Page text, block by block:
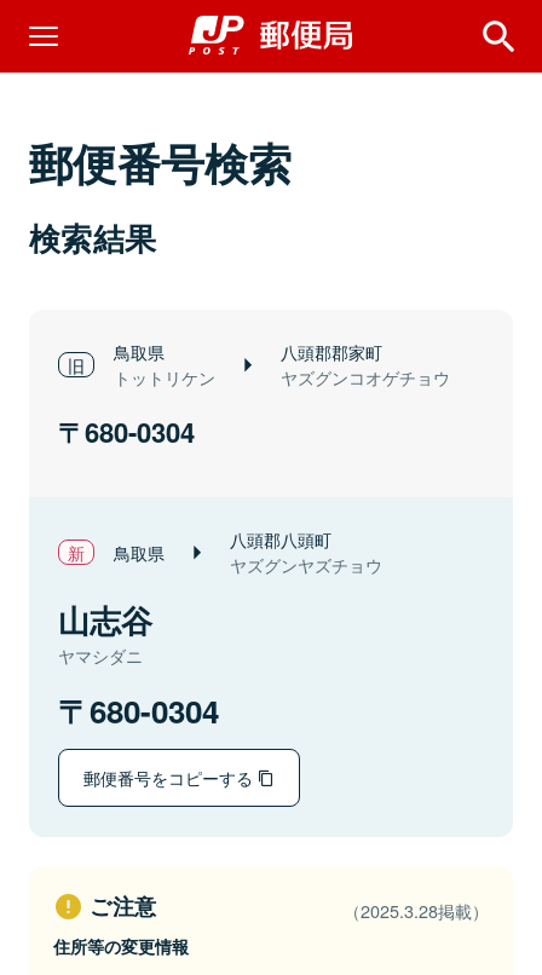
郵便番号検索
検索結果
鳥取県
トットリケン
八頭郡郡家町
ヤズグンコオゲチョウ
680-0304
鳥取県 八頭郡八頭町
ヤズグンヤズチョウ
山志谷
ヤマシダニ
680-0304
郵便番号をコピーする
ご注意 （2025.3.28掲載）
住所等の変更情報